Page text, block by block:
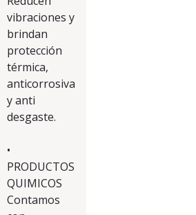
vibraciones y
brindan
protección
térmica,
anticorrosiva
y anti
desgaste.
•
PRODUCTOS
QUIMICOS
Contamos